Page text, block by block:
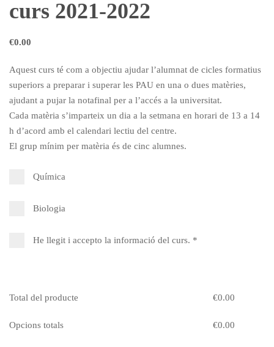
curs 2021-2022
€0.00
Aquest curs té com a objectiu ajudar l’alumnat de cicles formatius
superiors a preparar i superar les PAU en una o dues matèries,
ajudant a pujar la notafinal per a l’accés a la universitat.
Cada matèria s’imparteix un dia a la setmana en horari de 13 a 14
h d’acord amb el calendari lectiu del centre.
El grup mínim per matèria és de cinc alumnes.
Química
Biologia
He llegit i accepto la informació del curs. *
Total del producte €0.00
Opcions totals €0.00